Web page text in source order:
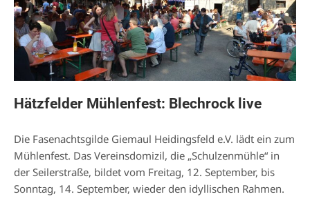
Hätzfelder Mühlenfest: Blechrock live
Die Fasenachtsgilde Giemaul Heidingsfeld e.V. lädt ein zum
Mühlenfest. Das Vereinsdomizil, die „Schulzenmühle“ in
der Seilerstraße, bildet vom Freitag, 12. September, bis
Sonntag, 14. September, wieder den idyllischen Rahmen.